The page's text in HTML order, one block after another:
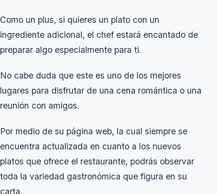
Como un plus, si quieres un plato con un
ingrediente adicional, el chef estará encantado de
preparar algo especialmente para ti.
No cabe duda que este es uno de los mejores
lugares para disfrutar de una cena romántica o una
reunión con amigos.
Por medio de su página web, la cual siempre se
encuentra actualizada en cuanto a los nuevos
platos que ofrece el restaurante, podrás observar
toda la variedad gastronómica que figura en su
carta.